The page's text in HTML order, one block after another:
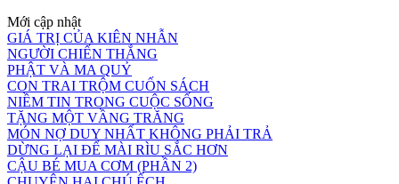
Mới cập nhật
GIÁ TRỊ CỦA KIÊN NHẪN
NGƯỜI CHIẾN THẮNG
PHẬT VÀ MA QUỶ
CON TRAI TRỘM CUỐN SÁCH
NIỀM TIN TRONG CUỘC SỐNG
TẶNG MỘT VẦNG TRĂNG
MÓN NỢ DUY NHẤT KHÔNG PHẢI TRẢ
DỪNG LẠI ĐỂ MÀI RÌU SẮC HƠN
CẬU BÉ MUA CƠM (PHẦN 2)